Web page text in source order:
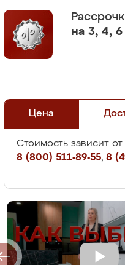
на 3, 4,
Цена
Стоимость зависит от
8 (800) 511-89-55, 8